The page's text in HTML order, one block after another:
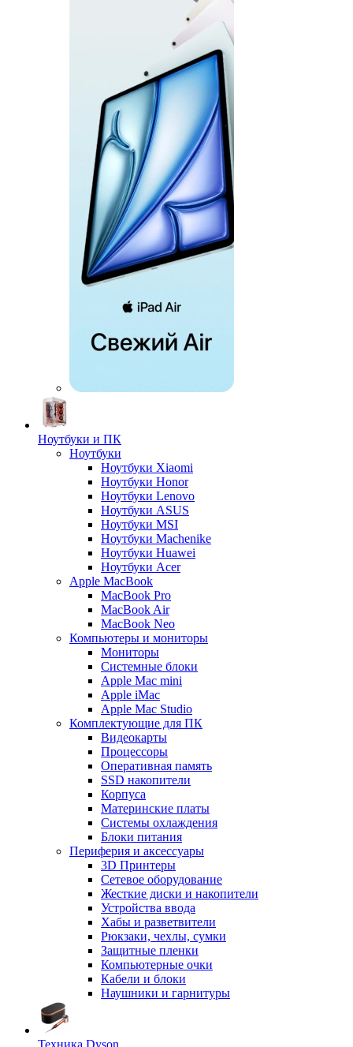
Ноутбуки и ПК
Ноутбуки
Ноутбуки Xiaomi
Ноутбуки Honor
Ноутбуки Lenovo
Ноутбуки ASUS
Ноутбуки MSI
Ноутбуки Machenike
Ноутбуки Huawei
Ноутбуки Acer
Apple MacBook
MacBook Pro
MacBook Air
MacBook Neo
Компьютеры и мониторы
Мониторы
Системные блоки
Apple Mac mini
Apple iMac
Apple Mac Studio
Комплектующие для ПК
Видеокарты
Процессоры
Оперативная память
SSD накопители
Корпуса
Материнские платы
Системы охлаждения
Блоки питания
Периферия и аксессуары
3D Принтеры
Сетевое оборудование
Жесткие диски и накопители
Устройства ввода
Хабы и разветвители
Рюкзаки, чехлы, сумки
Защитные пленки
Компьютерные очки
Кабели и блоки
Наушники и гарнитуры
Техника Dyson